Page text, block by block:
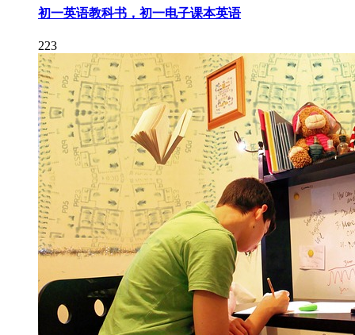
初一英语教科书，初一电子课本英语
223